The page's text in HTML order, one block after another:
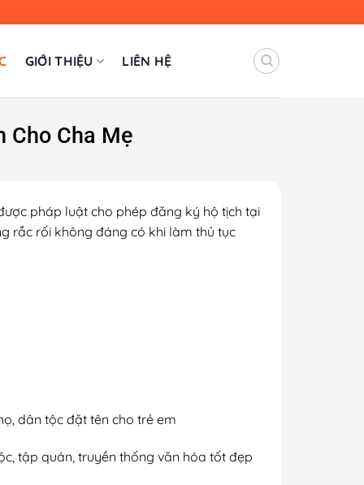
GIỚI THIỆU LIÊN HỆ
Cho Cha Mẹ
pháp luật cho phép đăng ký hộ tịch tại
rắc rối không đáng có khi làm thủ tục
dân tộc đặt tên cho trẻ em
tập quán, truyền thống văn hóa tốt đẹp